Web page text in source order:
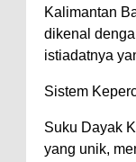
Kalimantan
dikenal
istiadatnya
Sistem
Suku Dayak
yang unik,